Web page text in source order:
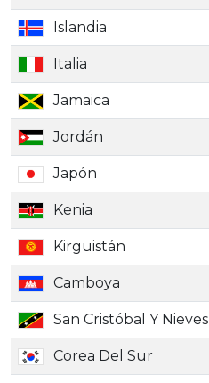
Islandia
Italia
Jamaica
Jordán
Japón
Kenia
Kirguistán
Camboya
San Cristóbal Y Nieves
Corea Del Sur